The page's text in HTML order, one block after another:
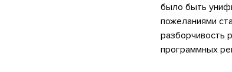
было быть
пожеланиями
разборчивость
программных